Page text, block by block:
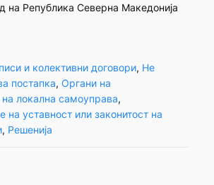
на Република Северна Македонија
и колективни договори, Не
постапка, Органи на
локална самоуправа
уставност или законитост на
, Решенија